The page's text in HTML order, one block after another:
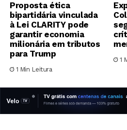
Proposta ética
bipartidária vinculada
à Lei CLARITY pode
garantir economia
milionária em tributos
para Trump
1 Min Leitura
1